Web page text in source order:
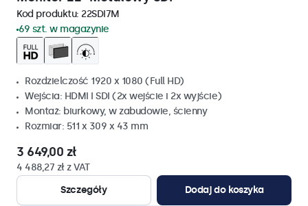
Kod produktu: 22SDI7M
69 szt. w magazynie
Rozdzielczość 1920 x 1080 (Full HD)
Wejścia: HDMI I SDI (2x wejście i 2x wyjście)
Montaż: biurkowy, w zabudowie, ścienny
Rozmiar: 511 x 309 x 43 mm
3 649,00 zł
4 488,27 zł z VAT
Szczegóły
Dodaj do koszyka